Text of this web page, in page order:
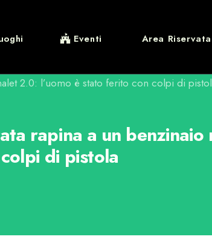
Eventi Area Riservata
rapina a un
di pistola